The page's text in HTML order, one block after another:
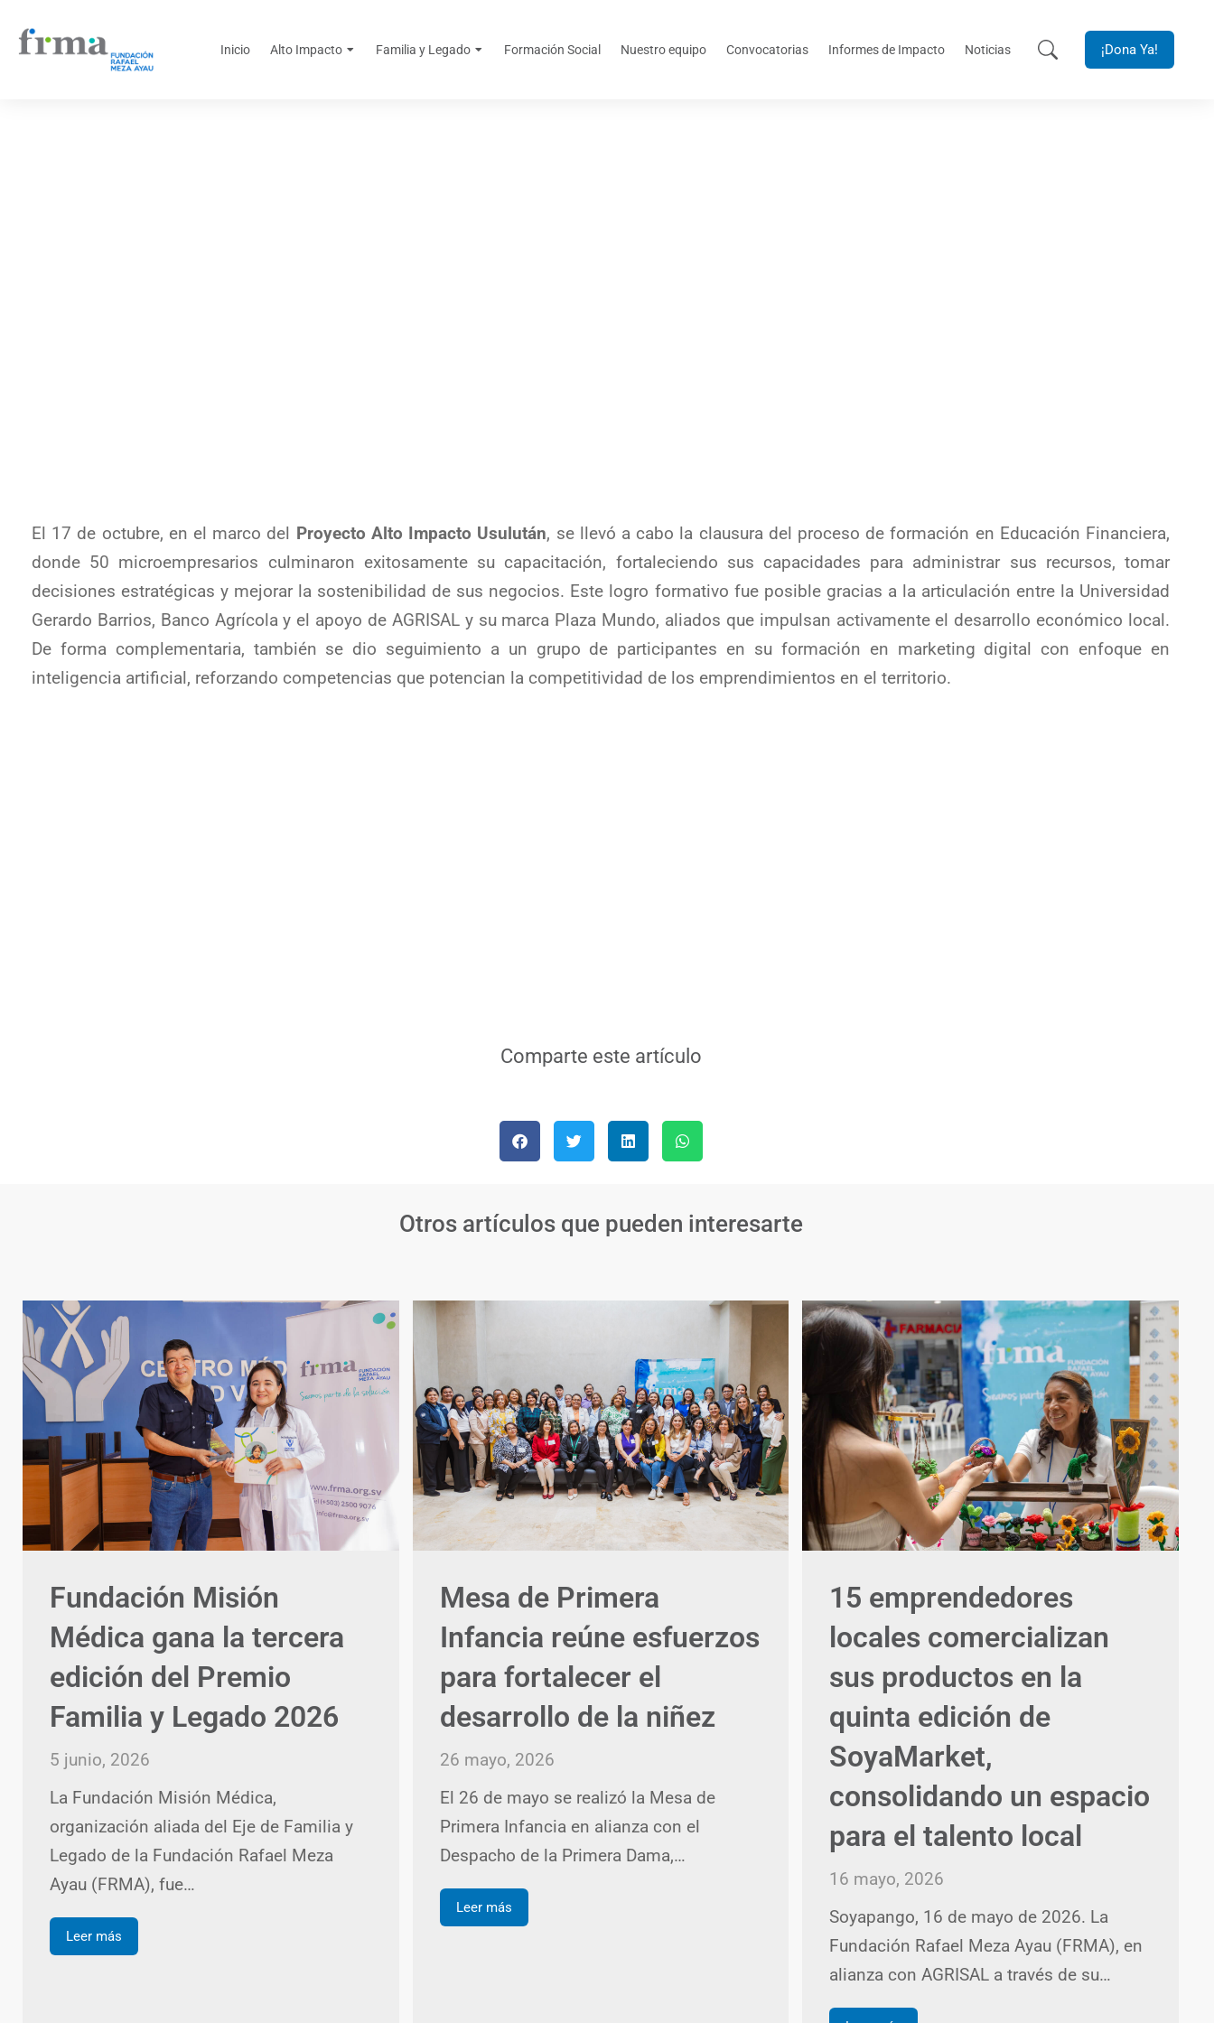
Inicio Alto Impacto Familia y Legado Formación Social Nuestro equipo Convocatorias Informes de Impacto Noticias ¡Dona Ya!
El 17 de octubre, en el marco del Proyecto Alto Impacto Usulután, se llevó a cabo la clausura del proceso de formación en Educación Financiera,
donde 50 microempresarios culminaron exitosamente su capacitación, fortaleciendo sus capacidades para administrar sus recursos, tomar
decisiones estratégicas y mejorar la sostenibilidad de sus negocios. Este logro formativo fue posible gracias a la articulación entre la Universidad
Gerardo Barrios, Banco Agrícola y el apoyo de AGRISAL y su marca Plaza Mundo, aliados que impulsan activamente el desarrollo económico local.
De forma complementaria, también se dio seguimiento a un grupo de participantes en su formación en marketing digital con enfoque en
inteligencia artificial, reforzando competencias que potencian la competitividad de los emprendimientos en el territorio.
Comparte este artículo
Otros artículos que pueden interesarte
Fundación Misión
Médica gana la tercera
edición del Premio
Familia y Legado 2026
5 junio, 2026
La Fundación Misión Médica,
organización aliada del Eje de Familia y
Legado de la Fundación Rafael Meza
Ayau (FRMA), fue…
Leer más
Mesa de Primera
Infancia reúne esfuerzos
para fortalecer el
desarrollo de la niñez
26 mayo, 2026
El 26 de mayo se realizó la Mesa de
Primera Infancia en alianza con el
Despacho de la Primera Dama,…
Leer más
15 emprendedores
locales comercializan
sus productos en la
quinta edición de
SoyaMarket,
consolidando un espacio
para el talento local
16 mayo, 2026
Soyapango, 16 de mayo de 2026. La
Fundación Rafael Meza Ayau (FRMA), en
alianza con AGRISAL a través de su…